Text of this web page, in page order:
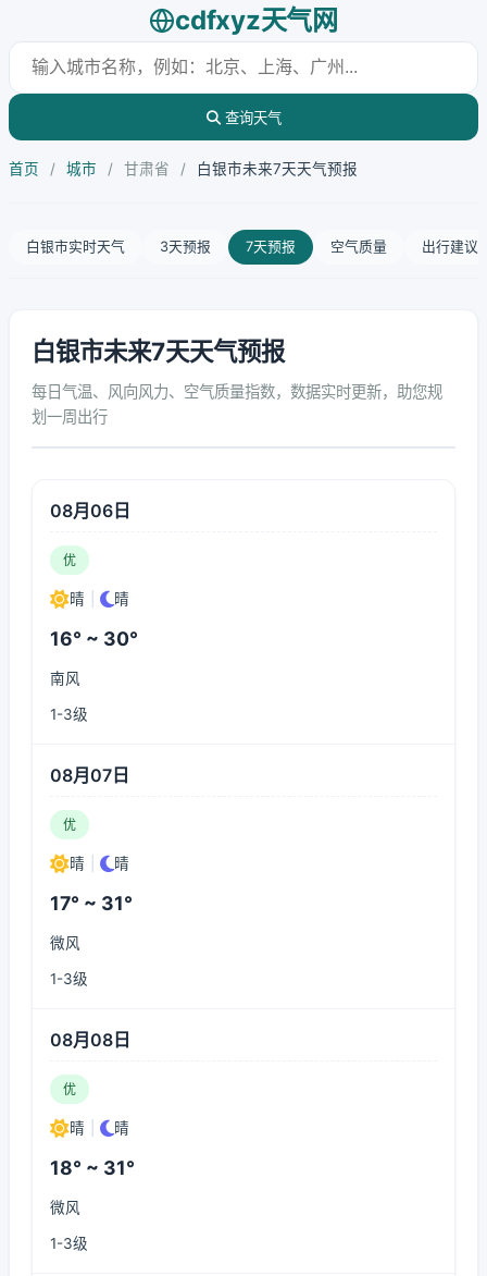
cdfxyz天气网
查询天气
首页 / 城市 / 甘肃省 / 白银市未来7天天气预报
白银市实时天气 3天预报 7天预报 空气质量 出行建议
白银市未来7天天气预报
每日气温、风向风力、空气质量指数，数据实时更新，助您规
划一周出行
08月06日
优
晴 晴
16° ~ 30°
南风
1-3级
08月07日
优
晴 晴
17° ~ 31°
微风
1-3级
08月08日
优
晴 晴
18° ~ 31°
微风
1-3级